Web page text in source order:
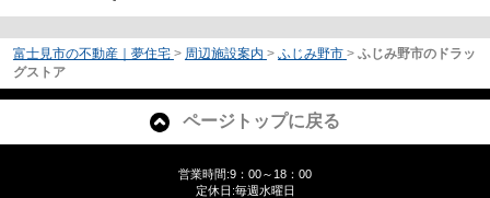
富士見市の不動産｜夢住宅 > 周辺施設案内 > ふじみ野市 > ふじみ野市のドラッ
グストア
ページトップに戻る
営業時間:9：00～18：00
定休日:毎週水曜日